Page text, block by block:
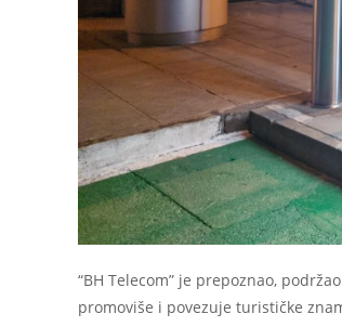
“BH Telecom” je prepoznao,
promoviše i povezuje turističke